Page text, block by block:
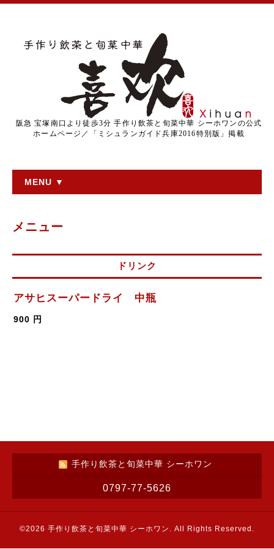
阪急 宝塚南口より徒歩3分 手作り飲茶と旬菜中華 シーホワンの公式
ホームページ／「ミシュランガイド兵庫2016特別版」掲載
MENU ▼
メニュー
ドリンク
アサヒスーパードライ 中瓶
900 円
手作り飲茶と旬菜中華 シーホワン
0797-77-5626
©2026 手作り飲茶と旬菜中華 シーホワン . All Rights Reserved.